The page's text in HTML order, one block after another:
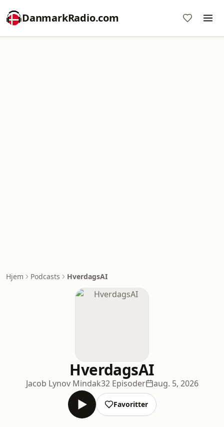
DanmarkRadio.com
Hjem Podcasts HverdagsAI
HverdagsAI
Jacob Lynov Mindak32 Episoder aug. 5, 2026
Favoritter